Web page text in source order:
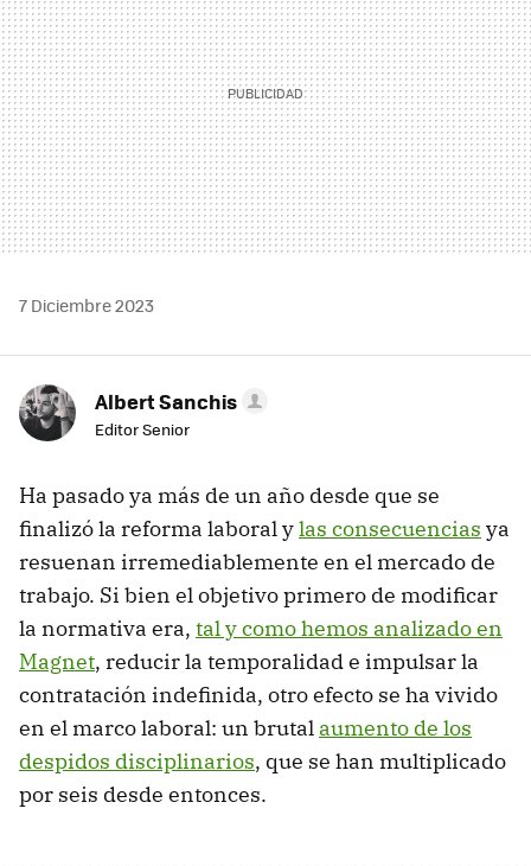
7 Diciembre 2023
Albert Sanchis
Editor Senior
Ha pasado ya más de un año desde que se
finalizó la reforma laboral ylas consecuencias ya
resuenan irremediablemente en el mercado de
trabajo. Si bien el objetivo primero de modificar
la normativa era, tal y como hemos analizado en
Magnet, reducir la temporalidad e impulsar la
contratación indefinida, otro efecto se ha vivido
en el marco laboral: un brutal aumento de los
despidos disciplinarios, que se han multiplicado
por seis desde entonces.